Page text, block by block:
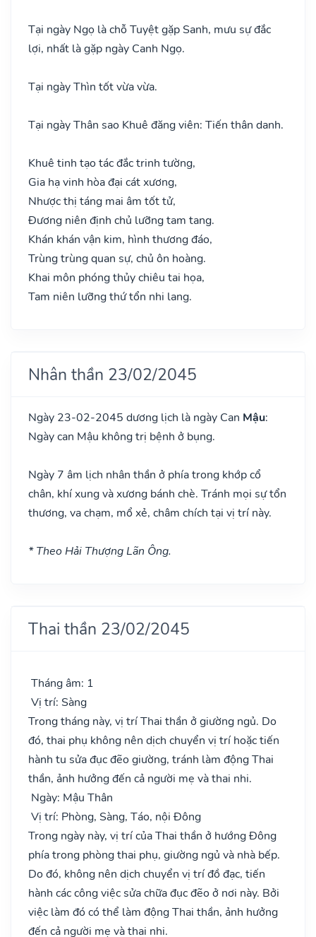
Tại ngày Ngọ là chỗ Tuyệt gặp Sanh, mưu sự đắc
lợi, nhất là gặp ngày Canh Ngọ.
Tại ngày Thìn tốt vừa vừa.
Tại ngày Thân sao Khuê đăng viên: Tiến thân danh.
Khuê tinh tạo tác đắc trinh tường,
Gia hạ vinh hòa đại cát xương,
Nhược thị táng mai âm tốt tử,
Đương niên định chủ lưỡng tam tang.
Khán khán vận kim, hình thương đáo,
Trùng trùng quan sự, chủ ôn hoàng.
Khai môn phóng thủy chiêu tai họa,
Tam niên lưỡng thứ tổn nhi lang.
Nhân thần 23/02/2045
Ngày 23-02-2045 dương lịch là ngày Can Mậu:
Ngày can Mậu không trị bệnh ở bụng.
Ngày 7 âm lịch nhân thần ở phía trong khớp cổ
chân, khí xung và xương bánh chè. Tránh mọi sự tổn
thương, va chạm, mổ xẻ, châm chích tại vị trí này.
* Theo Hải Thượng Lãn Ông.
Thai thần 23/02/2045
Tháng âm: 1
Vị trí: Sàng
Trong tháng này, vị trí Thai thần ở giường ngủ. Do
đó, thai phụ không nên dịch chuyển vị trí hoặc tiến
hành tu sửa đục đẽo giường, tránh làm động Thai
thần, ảnh hưởng đến cả người mẹ và thai nhi.
Ngày: Mậu Thân
Vị trí: Phòng, Sàng, Táo, nội Đông
Trong ngày này, vị trí của Thai thần ở hướng Đông
phía trong phòng thai phụ, giường ngủ và nhà bếp.
Do đó, không nên dịch chuyển vị trí đồ đạc, tiến
hành các công việc sửa chữa đục đẽo ở nơi này. Bởi
việc làm đó có thể làm động Thai thần, ảnh hưởng
đến cả người mẹ và thai nhi.